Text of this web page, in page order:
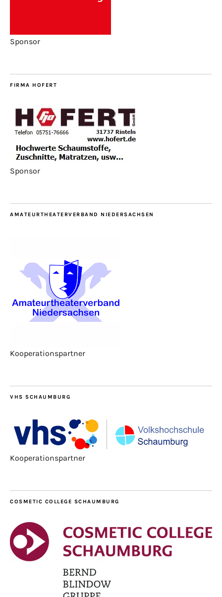
Sponsor
FIRMA HOFERT
Sponsor
AMATEURTHEATERVERBAND NIEDERSACHSEN
Kooperationspartner
VHS SCHAUMBURG
Kooperationspartner
COSMETIC COLLEGE SCHAUMBURG